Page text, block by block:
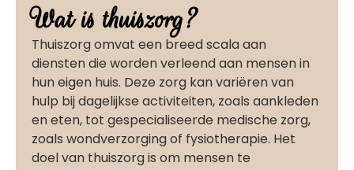
Wat is thuiszorg?
Thuiszorg omvat een breed scala aan
diensten die worden verleend aan mensen in
hun eigen huis. Deze zorg kan variëren van
hulp bij dagelijkse activiteiten, zoals aankleden
en eten, tot gespecialiseerde medische zorg,
zoals wondverzorging of fysiotherapie. Het
doel van thuiszorg is om mensen te